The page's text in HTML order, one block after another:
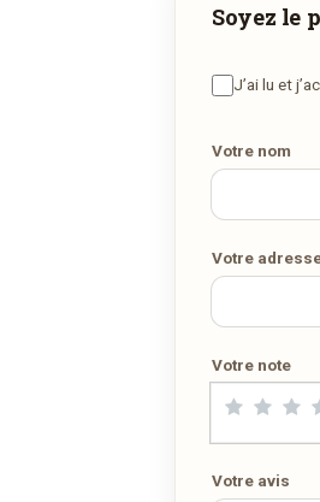
COMMANDER EN
Soyez le
J’ai lu et
Votre nom
Votre
Votre note
Votre avis